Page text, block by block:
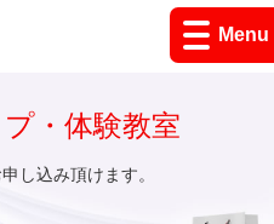
Menu
・体験教室
し込み頂けます。